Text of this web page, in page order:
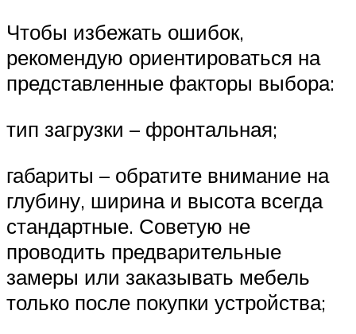
Чтобы избежать ошибок,
рекомендую ориентироваться на
представленные факторы выбора:
тип загрузки – фронтальная;
габариты – обратите внимание на
глубину, ширина и высота всегда
стандартные. Советую не
проводить предварительные
замеры или заказывать мебель
только после покупки устройства;